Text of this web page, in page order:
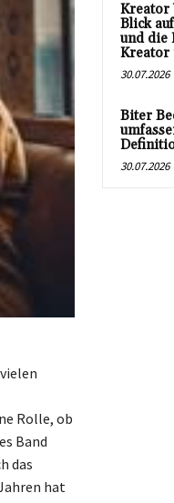
Rolle, ob
Band
das
hat
Kreator
Blick
und die
Kreator
30.07.2026
Biter
30.07.2026